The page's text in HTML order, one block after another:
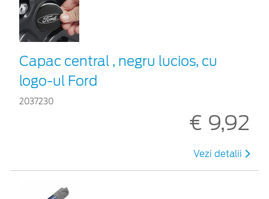
Capac central , negru lucios, cu
logo-ul Ford
2037230
€ 9,92
Vezi detalii